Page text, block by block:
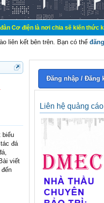
chia sẽ kiến thức kinh nghiệm
liên kết bên trên. Bạn có thể
biểu
đá
viết
Đăng nhập / Đăng
Liên hệ quảng